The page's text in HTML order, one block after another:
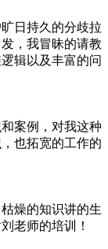
日持久的分歧拉
，我冒昧的请教
辑以及丰富的问
案例，对我这种
也拓宽的工作的
燥的知识讲的生
老师的培训！